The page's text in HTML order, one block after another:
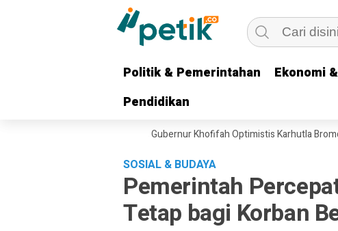
Politik & Pemerintahan Ekonomi
Pendidikan
Politik & Pemerintahan Ekonomi
Pendidikan
Water Bombing Dikerahkan, Gubernur Khofifah Optimistis Karhutla Bromo
SOSIAL & BUDAYA
Pemerintah
Tetap bagi Korban